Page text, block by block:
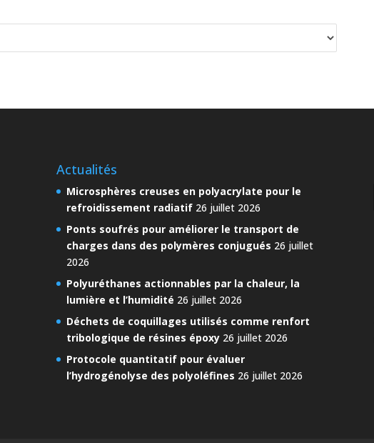
Actualités
Microsphères creuses en polyacrylate pour le
refroidissement radiatif 26 juillet 2026
Ponts soufrés pour améliorer le transport de
charges dans des polymères conjugués 26 juillet
2026
Polyuréthanes actionnables par la chaleur, la
lumière et l’humidité 26 juillet 2026
Déchets de coquillages utilisés comme renfort
tribologique de résines époxy 26 juillet 2026
Protocole quantitatif pour évaluer
l’hydrogénolyse des polyoléfines 26 juillet 2026